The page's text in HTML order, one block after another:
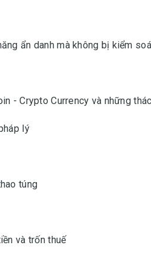
ẩn danh mà không bị kiểm
- Crypto Currency và những
lý
túng
và trốn thuế